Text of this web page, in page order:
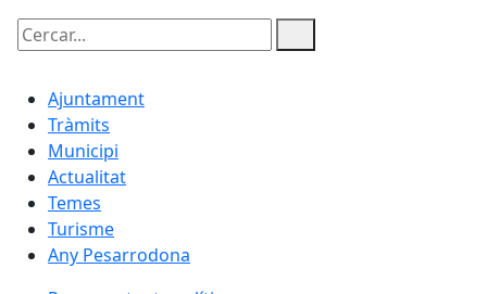
Cercar:
Ajuntament
Tràmits
Municipi
Actualitat
Temes
Turisme
Any Pesarrodona